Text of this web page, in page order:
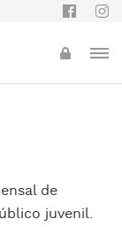
de
juvenil.